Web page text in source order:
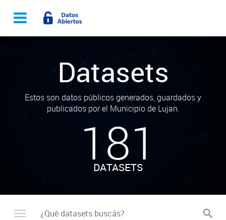
Datasets
Estos son datos públicos generados, guardados y
publicados por el Municipio de Lujan.
181
DATASETS